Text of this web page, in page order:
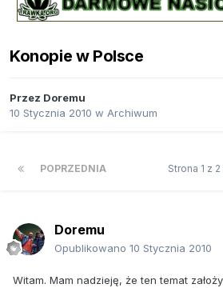
Konopie w Polsce
Przez Doremu
10 Stycznia 2010 w Archiwum
POPRZEDNIA Strona 1 z 2
Doremu
Opublikowano 10 Stycznia 2010
Witam. Mam nadzieję, że ten temat